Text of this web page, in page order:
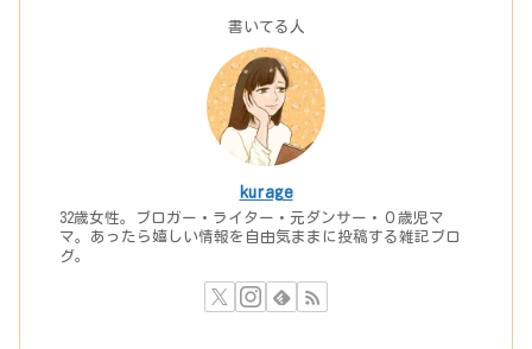
書いてる人
kurage
32歳女性。ブロガー・ライター・元ダンサー・０歳児マ
マ。あったら嬉しい情報を自由気ままに投稿する雑記ブロ
グ。